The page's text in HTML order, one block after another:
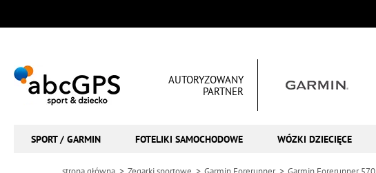
AUTORYZOWANY
PARTNER
SPORT / GARMIN FOTELIKI SAMOCHODOWE WÓZKI DZIECIĘCE